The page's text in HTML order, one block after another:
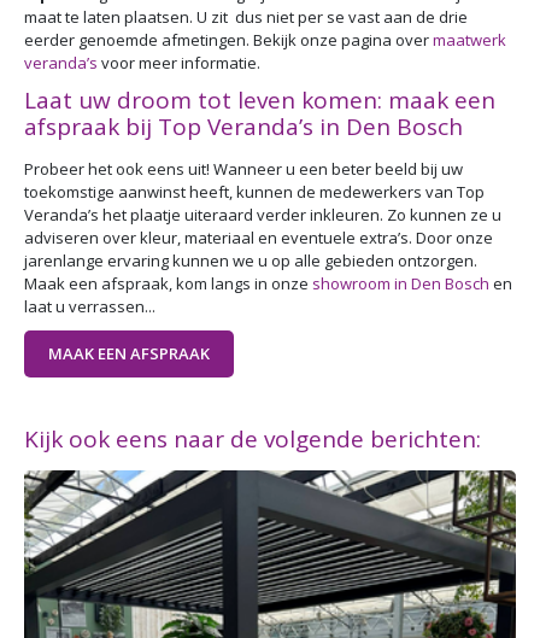
maat te laten plaatsen. U zit dus niet per se vast aan de drie
eerder genoemde afmetingen. Bekijk onze pagina overmaatwerk
veranda’s voor meer informatie.
Laat uw droom tot leven komen: maak een
afspraak bij Top Veranda’s in Den Bosch
Probeer het ook eens uit! Wanneer u een beter beeld bij uw
toekomstige aanwinst heeft, kunnen de medewerkers van Top
Veranda’s het plaatje uiteraard verder inkleuren. Zo kunnen ze u
adviseren over kleur, materiaal en eventuele extra’s. Door onze
jarenlange ervaring kunnen we u op alle gebieden ontzorgen.
Maak een afspraak, kom langs in onze showroom in Den Bosch en
laat u verrassen...
MAAK EEN AFSPRAAK
Kijk ook eens naar de volgende berichten: